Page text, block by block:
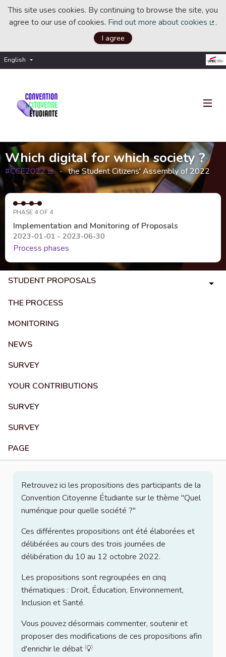
This site uses cookies. By continuing to browse the site, you
agree to our use of cookies. Find out more about cookies .
I agree
English Choisir la langue
Which digital for which society ?
#CCE2022
(External link)
the Student Citizens' Assembly of 2022
PHASE 4 OF 4
Implementation and Monitoring of Proposals
2023-01-01 - 2023-06-30
Process phases
STUDENT PROPOSALS
THE PROCESS
MONITORING
NEWS
SURVEY
YOUR CONTRIBUTIONS
SURVEY
SURVEY
PAGE
Retrouvez ici les propositions des participants de la
Convention Citoyenne Étudiante sur le thème "Quel
numérique pour quelle société ?"
Ces différentes propositions ont été élaborées et
délibérées au cours des trois journées de
délibération du 10 au 12 octobre 2022.
Les propositions sont regroupées en cinq
thématiques : Droit, Éducation, Environnement,
Inclusion et Santé.
Vous pouvez désormais commenter, soutenir et
proposer des modifications de ces propositions afin
d'enrichir le débat 💡